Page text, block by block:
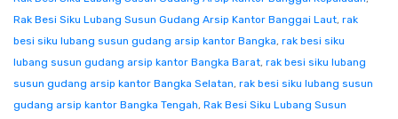
Rak Besi Siku Lubang Susun Gudang Arsip Kantor Banggai Laut, rak
besi siku lubang susun gudang arsip kantor Bangka, rak besi siku
lubang susun gudang arsip kantor Bangka Barat, rak besi siku lubang
susun gudang arsip kantor Bangka Selatan, rak besi siku lubang susun
gudang arsip kantor Bangka Tengah, Rak Besi Siku Lubang Susun